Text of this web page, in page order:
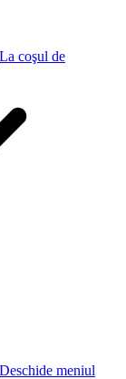
La coşul de
Deschide meniul